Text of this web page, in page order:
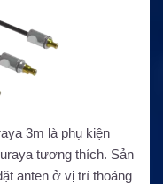
3m là phụ kiện
tương thích. Sản
anten ở vị trí thoáng